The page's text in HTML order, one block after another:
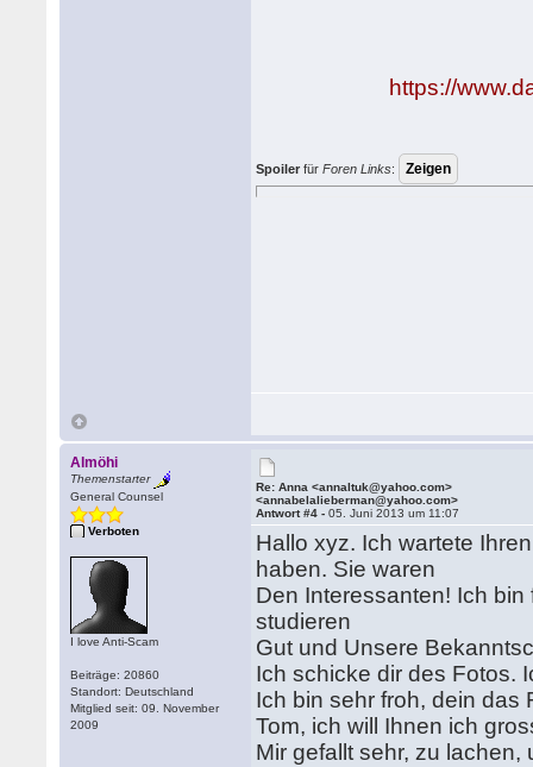
https://
Spoiler fürForen Links:
Almöhi
Themenstarter
General Counsel
Verboten
I love Anti-Scam
Beiträge: 20860
Standort: Deutschland
Mitglied seit: 09. November
2009
Re: Anna <annaltuk@yahoo.com>
<annabelalieberman@yahoo.com>
Antwort #4 -05. Juni 2013 um 11:07
Hallo xyz. Ich wartete
haben. Sie waren
Den Interessanten! Ich
studieren
Gut und Unsere
Ich schicke dir des Fotos.
Ich bin sehr froh, dein das
Tom, ich will Ihnen ich
Mir gefallt sehr, zu